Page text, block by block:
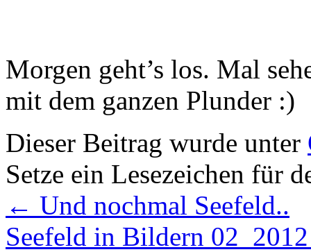
Morgen geht’s los. Mal
mit dem ganzen Plunder :)
Dieser Beitrag wurde unter
Setze ein Lesezeichen für
← Und nochmal Seefeld..
Seefeld in Bildern